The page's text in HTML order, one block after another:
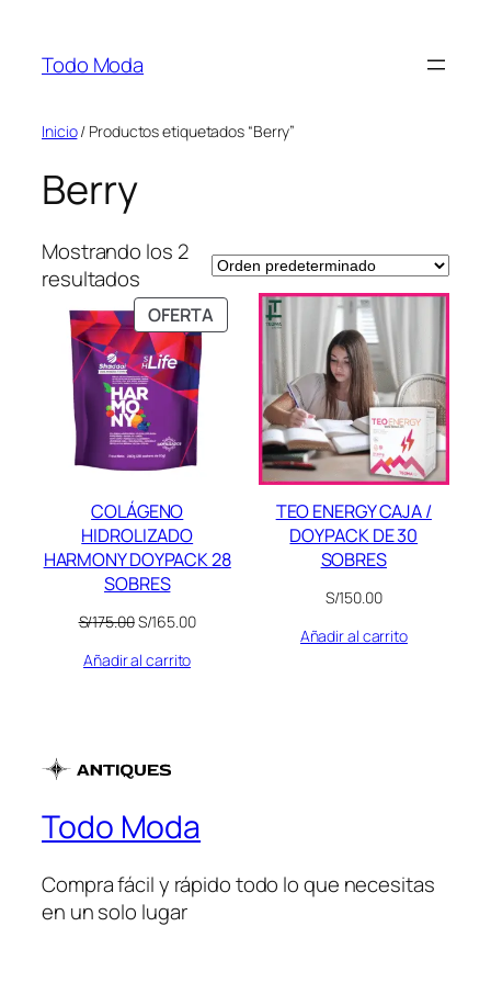
contenido
Todo Moda
Inicio/ Productos etiquetados “Berry”
Berry
Mostrando los 2
resultados
OFERTAPRODUCTO
EN
OFERTA
COLÁGENO
HIDROLIZADO
HARMONY DOYPACK 28
SOBRES
S/175.00El
original
S/165.00El
Añadir al carrito
TEO ENERGY CAJA /
DOYPACK DE 30
SOBRES
S/150.00
Añadir al carrito
Todo Moda
Compra fácil y rápido todo lo que necesitas
en un solo lugar